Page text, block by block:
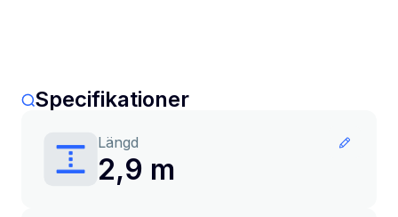
Specifikationer
Längd
2,9 m